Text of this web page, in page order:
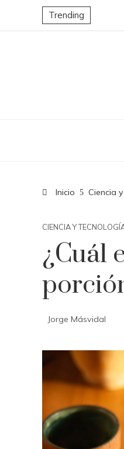
Trending
Inicio Ciencia
CIENCIA Y
¿Cuál
Jorge Másvidal